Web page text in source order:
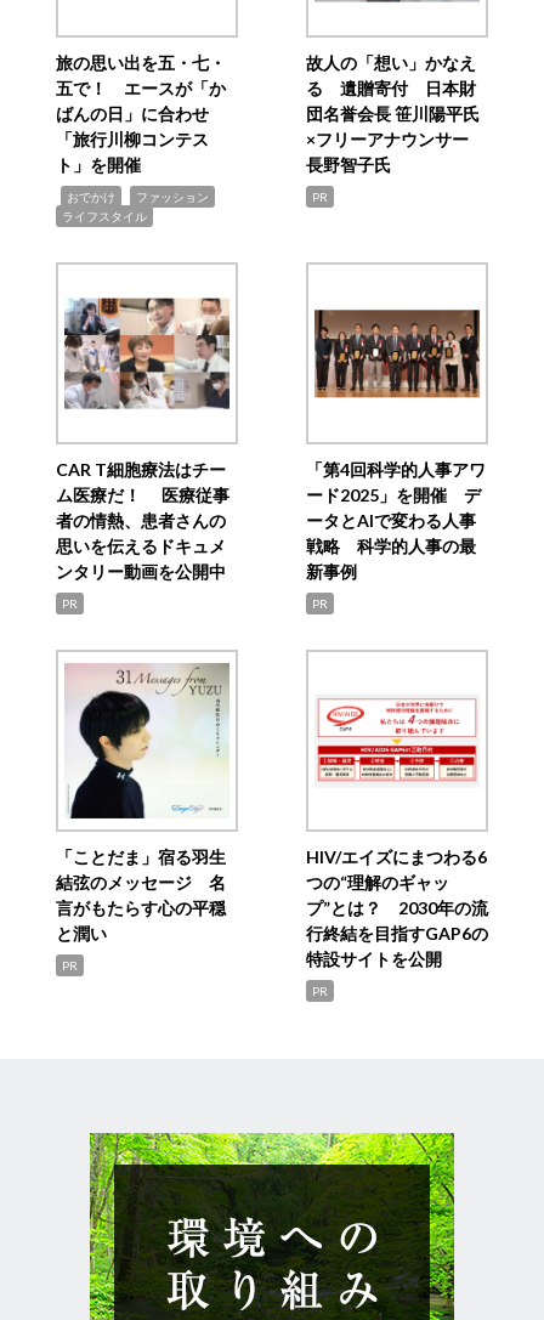
旅の思い出を五・七・
五で！ エースが「か
ばんの日」に合わせ
「旅行川柳コンテス
ト」を開催
おでかけ ファッション
ライフスタイル
故人の「想い」かなえ
る 遺贈寄付 日本財
団名誉会長 笹川陽平氏
×フリーアナウンサー
長野智子氏
PR
CAR T細胞療法はチー
ム医療だ！ 医療従事
者の情熱、患者さんの
思いを伝えるドキュメ
ンタリー動画を公開中
PR
「第4回科学的人事アワ
ード2025」を開催 デ
ータとAIで変わる人事
戦略 科学的人事の最
新事例
PR
「ことだま」宿る羽生
結弦のメッセージ 名
言がもたらす心の平穏
と潤い
PR
HIV/エイズにまつわる6
つの“理解のギャッ
プ”とは？ 2030年の流
行終結を目指すGAP6の
特設サイトを公開
PR